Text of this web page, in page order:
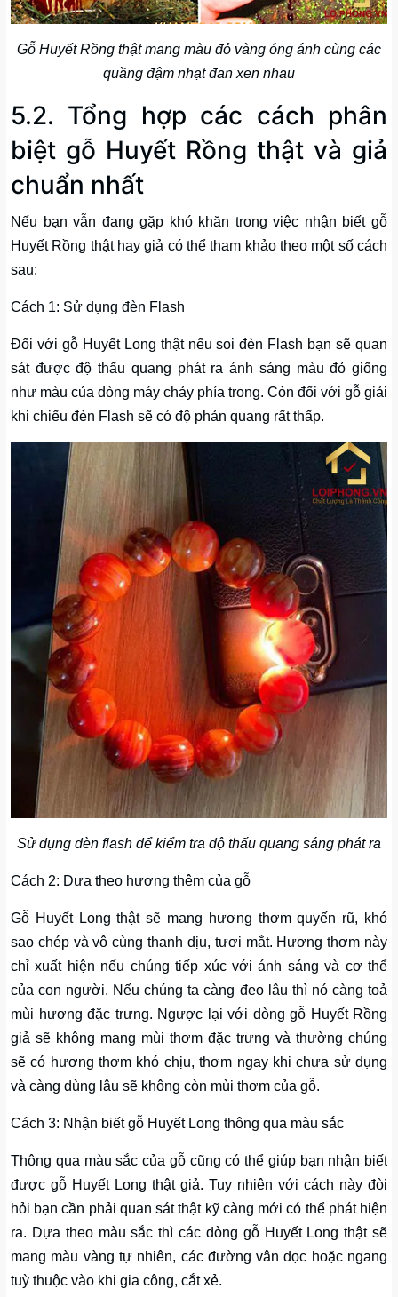
Gỗ Huyết Rồng thật mang màu đỏ vàng óng ánh cùng các
quầng đậm nhạt đan xen nhau
5.2. Tổng hợp các cách phân
biệt gỗ Huyết Rồng thật và giả
chuẩn nhất
Nếu bạn vẫn đang gặp khó khăn trong việc nhận biết gỗ
Huyết Rồng thật hay giả có thể tham khảo theo một số cách
sau:
Cách 1: Sử dụng đèn Flash
Đối với gỗ Huyết Long thật nếu soi đèn Flash bạn sẽ quan
sát được độ thấu quang phát ra ánh sáng màu đỏ giống
như màu của dòng máy chảy phía trong. Còn đối với gỗ giải
khi chiếu đèn Flash sẽ có độ phản quang rất thấp.
Sử dụng đèn flash để kiểm tra độ thấu quang sáng phát ra
Cách 2: Dựa theo hương thêm của gỗ
Gỗ Huyết Long thật sẽ mang hương thơm quyến rũ, khó
sao chép và vô cùng thanh dịu, tươi mắt. Hương thơm này
chỉ xuất hiện nếu chúng tiếp xúc với ánh sáng và cơ thể
của con người. Nếu chúng ta càng đeo lâu thì nó càng toả
mùi hương đặc trưng. Ngược lại với dòng gỗ Huyết Rồng
giả sẽ không mang mùi thơm đặc trưng và thường chúng
sẽ có hương thơm khó chịu, thơm ngay khi chưa sử dụng
và càng dùng lâu sẽ không còn mùi thơm của gỗ.
Cách 3: Nhận biết gỗ Huyết Long thông qua màu sắc
Thông qua màu sắc của gỗ cũng có thể giúp bạn nhận biết
được gỗ Huyết Long thật giả. Tuy nhiên với cách này đòi
hỏi bạn cần phải quan sát thật kỹ càng mới có thể phát hiện
ra. Dựa theo màu sắc thì các dòng gỗ Huyết Long thật sẽ
mang màu vàng tự nhiên, các đường vân dọc hoặc ngang
tuỳ thuộc vào khi gia công, cắt xẻ.